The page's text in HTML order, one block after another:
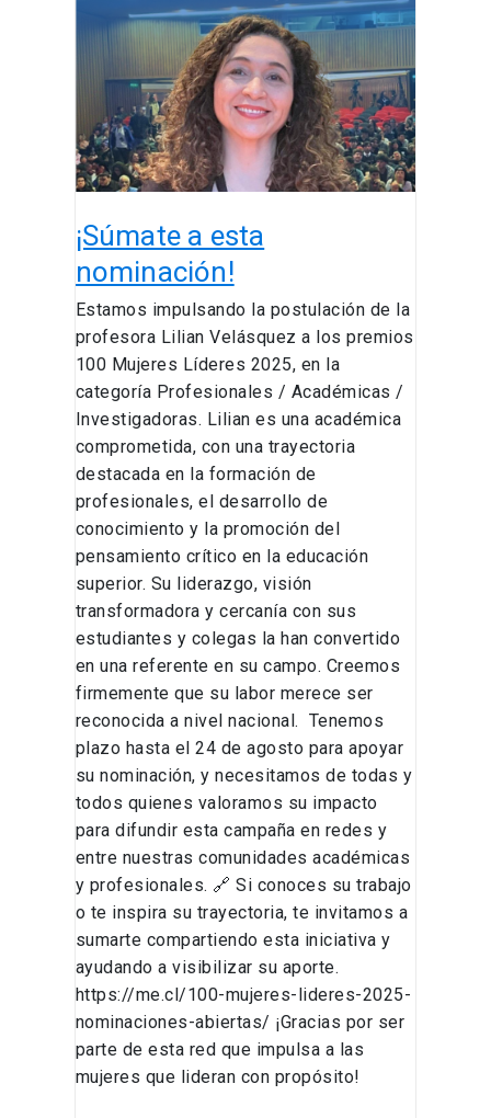
¡Súmate a esta
nominación!
Estamos impulsando la postulación de la
profesora Lilian Velásquez a los premios
100 Mujeres Líderes 2025, en la
categoría Profesionales / Académicas /
Investigadoras. Lilian es una académica
comprometida, con una trayectoria
destacada en la formación de
profesionales, el desarrollo de
conocimiento y la promoción del
pensamiento crítico en la educación
superior. Su liderazgo, visión
transformadora y cercanía con sus
estudiantes y colegas la han convertido
en una referente en su campo. Creemos
firmemente que su labor merece ser
reconocida a nivel nacional. Tenemos
plazo hasta el 24 de agosto para apoyar
su nominación, y necesitamos de todas y
todos quienes valoramos su impacto
para difundir esta campaña en redes y
entre nuestras comunidades académicas
y profesionales. 🔗 Si conoces su trabajo
o te inspira su trayectoria, te invitamos a
sumarte compartiendo esta iniciativa y
ayudando a visibilizar su aporte.
https://me.cl/100-mujeres-lideres-2025-
nominaciones-abiertas/ ¡Gracias por ser
parte de esta red que impulsa a las
mujeres que lideran con propósito!
nominación!